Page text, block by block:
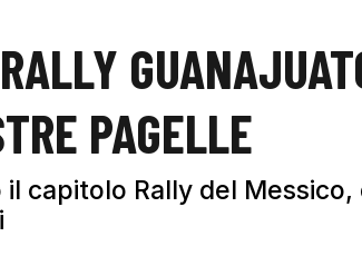
PAGELLE
il capitolo Rally del